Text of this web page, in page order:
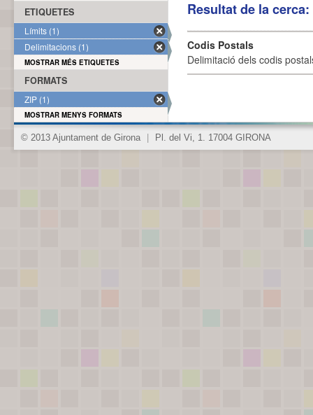
Resultat de la
Codis Postals
Delimitació dels codis
ETIQUETES
Límits (1)
Delimitacions (1)
MOSTRAR MÉS ETIQUETES
FORMATS
ZIP (1)
MOSTRAR MENYS FORMATS
© 2013 Ajuntament de Girona Pl. del Vi, 1. 17004 GIRONA